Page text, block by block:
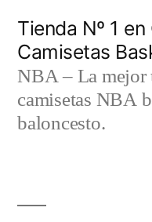
contenido
Tienda Nº 1
Camisetas
NBA – La mejor
camisetas NBA
baloncesto.